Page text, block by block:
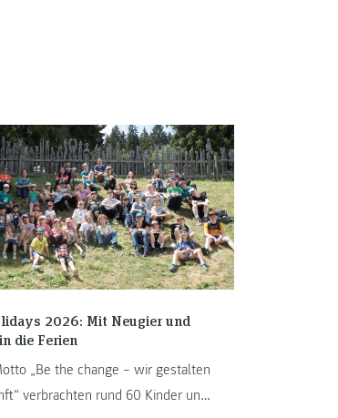
2026: Mit Neugier und
die Ferien
„Be the change – wir gestalten
verbrachten rund 60 Kinder und